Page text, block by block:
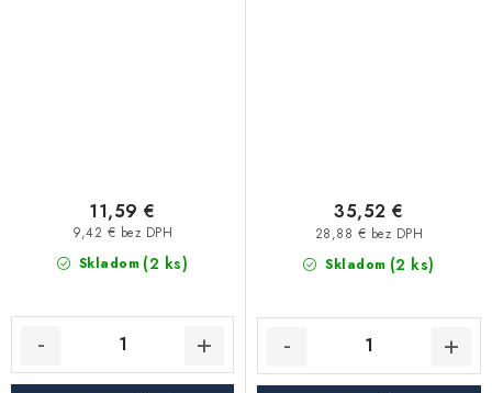
Skladom (2 ks)
9,42 € bez DPH
11,59 €
Skladom (2 ks)
28,88 € bez DPH
35,52 €